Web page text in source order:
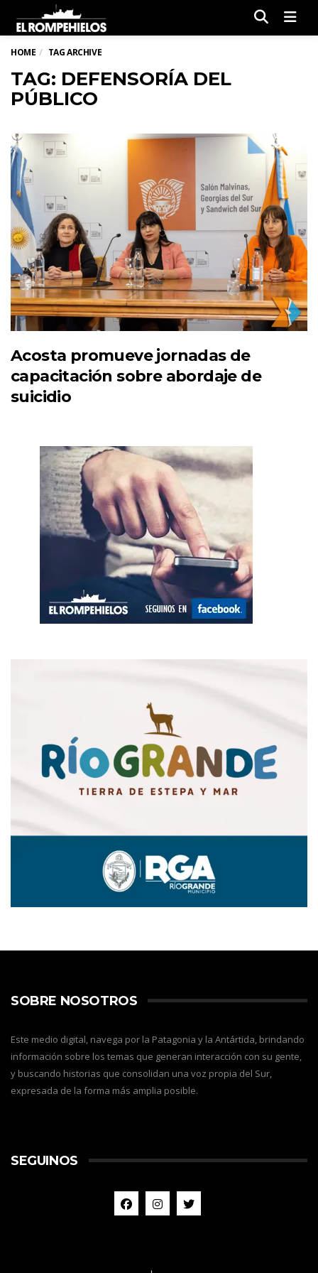
HOME TAG ARCHIVE
TAG: DEFENSORÍA DEL
PÚBLICO
Acosta promueve jornadas de
capacitación sobre abordaje de
suicidio
SOBRE NOSOTROS
Este medio digital, navega por la Patagonia y la Antártida, brindando
información sobre los temas que generan interacción con su gente,
y buscando historias que consolidan una voz propia del Sur,
expresada de la forma más amplia posible.
SEGUINOS